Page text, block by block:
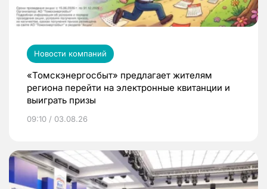
Новости компаний
«Томскэнергосбыт» предлагает жителям
региона перейти на электронные квитанции и
выиграть призы
09:10 / 03.08.26